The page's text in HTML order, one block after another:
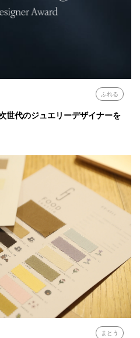
ふれる
世代のジュエリーデザイナーを
まとう